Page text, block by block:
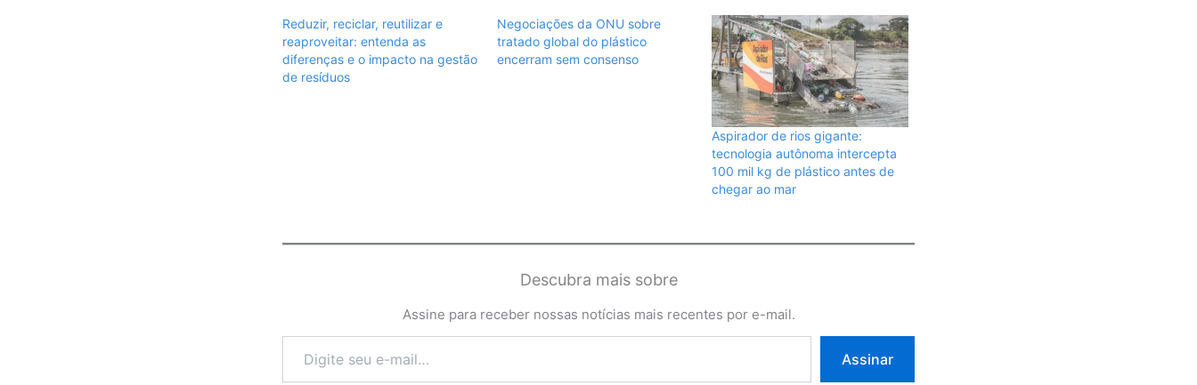
Reduzir, reciclar, reutilizar e
reaproveitar: entenda as
diferenças e o impacto na gestão
de resíduos
Negociações da ONU sobre
tratado global do plástico
encerram sem consenso
Aspirador de rios gigante:
tecnologia autônoma intercepta
100 mil kg de plástico antes de
chegar ao mar
Descubra mais sobre
Assine para receber nossas notícias mais recentes por e-mail.
e-
Assinar